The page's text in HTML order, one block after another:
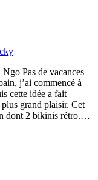
Pas de vacances
j’ai commencé à
cette idée a fait
grand plaisir. Cet
dont 2 bikinis rétro.…